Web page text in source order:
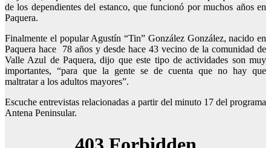
de los dependientes del estanco, que funcionó por muchos años en
Paquera.
Finalmente el popular Agustín “Tin” González González, nacido en
Paquera hace 78 años y desde hace 43 vecino de la comunidad de
Valle Azul de Paquera, dijo que este tipo de actividades son muy
importantes, “para que la gente se de cuenta que no hay que
maltratar a los adultos mayores”.
Escuche entrevistas relacionadas a partir del minuto 17 del programa
Antena Peninsular.